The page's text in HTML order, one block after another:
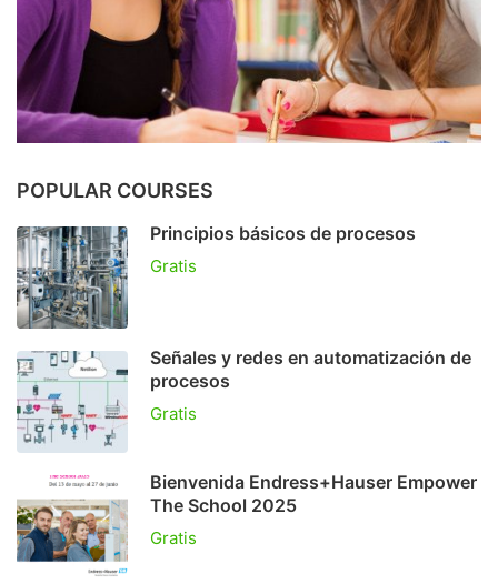
POPULAR COURSES
Principios básicos de procesos
Gratis
Señales y redes en automatización de
procesos
Gratis
Bienvenida Endress+Hauser Empower
The School 2025
Gratis